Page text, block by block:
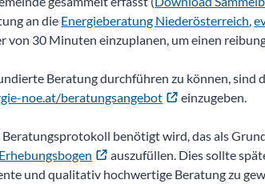
an die Energieberatung Niederösterreich,
von 30 Minuten einzuplanen, um einen
Beratung durchführen zu können, sind
noe.at/beratungsangebot
einzugeben.
Beratungsprotokoll benötigt wird, das als
Erhebungsbogen
auszufüllen. Dies sollte
und qualitativ hochwertige Beratung zu